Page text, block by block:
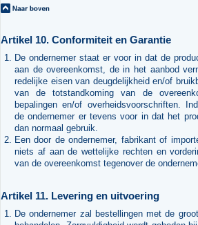
Artikel 10. Conformiteit en Garantie
De ondernemer staat er voor in dat de
aan de overeenkomst, de in het aanbod
redelijke eisen van deugdelijkheid en/of
van de totstandkoming van de
bepalingen en/of overheidsvoorschriften.
de ondernemer er tevens voor in dat het
dan normaal gebruik.
Een door de ondernemer, fabrikant of
niets af aan de wettelijke rechten en
van de overeenkomst tegenover de
Artikel 11. Levering en uitvoering
De ondernemer zal bestellingen met de